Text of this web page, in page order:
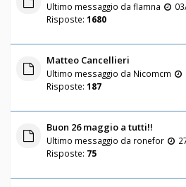
Ultimo messaggio da flamna
Risposte: 1680
Matteo Cancellieri
Ultimo messaggio da Nicomcm
Risposte: 187
Buon 26 maggio a tutti!!
Ultimo messaggio da ronefor
Risposte: 75